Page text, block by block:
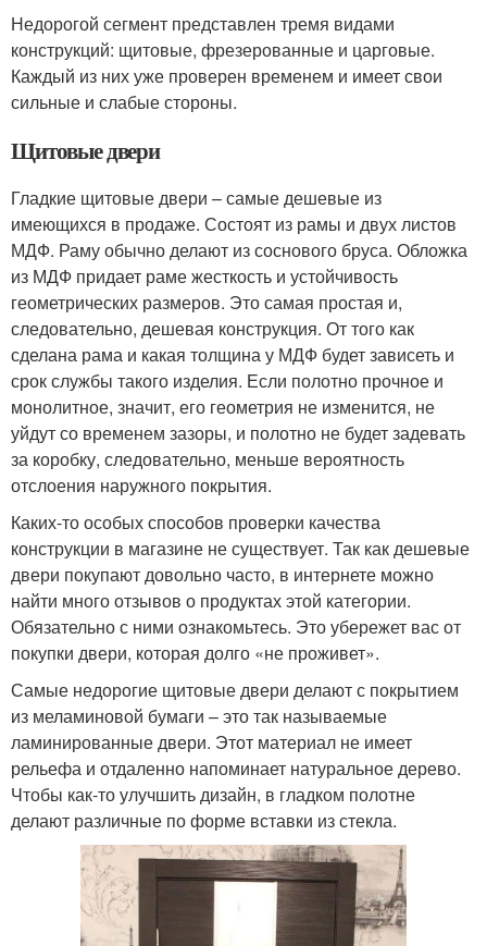
Недорогой сегмент представлен тремя видами
конструкций: щитовые, фрезерованные и царговые.
Каждый из них уже проверен временем и имеет свои
сильные и слабые стороны.
Щитовые двери
Гладкие щитовые двери – самые дешевые из
имеющихся в продаже. Состоят из рамы и двух листов
МДФ. Раму обычно делают из соснового бруса. Обложка
из МДФ придает раме жесткость и устойчивость
геометрических размеров. Это самая простая и,
следовательно, дешевая конструкция. От того как
сделана рама и какая толщина у МДФ будет зависеть и
срок службы такого изделия. Если полотно прочное и
монолитное, значит, его геометрия не изменится, не
уйдут со временем зазоры, и полотно не будет задевать
за коробку, следовательно, меньше вероятность
отслоения наружного покрытия.
Каких-то особых способов проверки качества
конструкции в магазине не существует. Так как дешевые
двери покупают довольно часто, в интернете можно
найти много отзывов о продуктах этой категории.
Обязательно с ними ознакомьтесь. Это убережет вас от
покупки двери, которая долго «не проживет».
Самые недорогие щитовые двери делают с покрытием
из меламиновой бумаги – это так называемые
ламинированные двери. Этот материал не имеет
рельефа и отдаленно напоминает натуральное дерево.
Чтобы как-то улучшить дизайн, в гладком полотне
делают различные по форме вставки из стекла.